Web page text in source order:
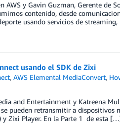
y Gavin Guzman, Gerente de
contenido, desde
usando servicios de
usando el SDK de Zixi
,AWS Elemental MediaConvert,
and Entertainment y Katreena
pueden retransmitir a dispositivos
y Zixi Player. En la Parte 1 de esta